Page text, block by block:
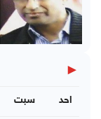
◀
سبت احد